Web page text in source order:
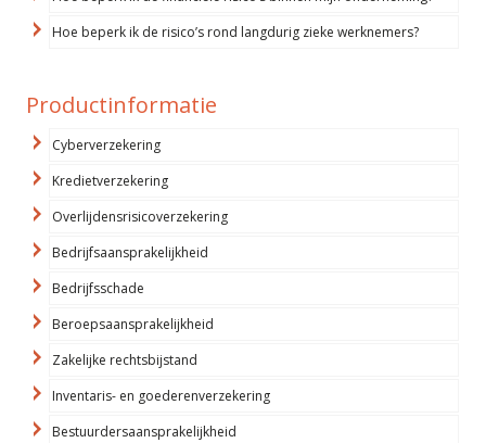
Hoe beperk ik de risico’s rond langdurig zieke werknemers?
Productinformatie
Cyberverzekering
Kredietverzekering
Overlijdensrisicoverzekering
Bedrijfsaansprakelijkheid
Bedrijfsschade
Beroepsaansprakelijkheid
Zakelijke rechtsbijstand
Inventaris- en goederenverzekering
Bestuurdersaansprakelijkheid